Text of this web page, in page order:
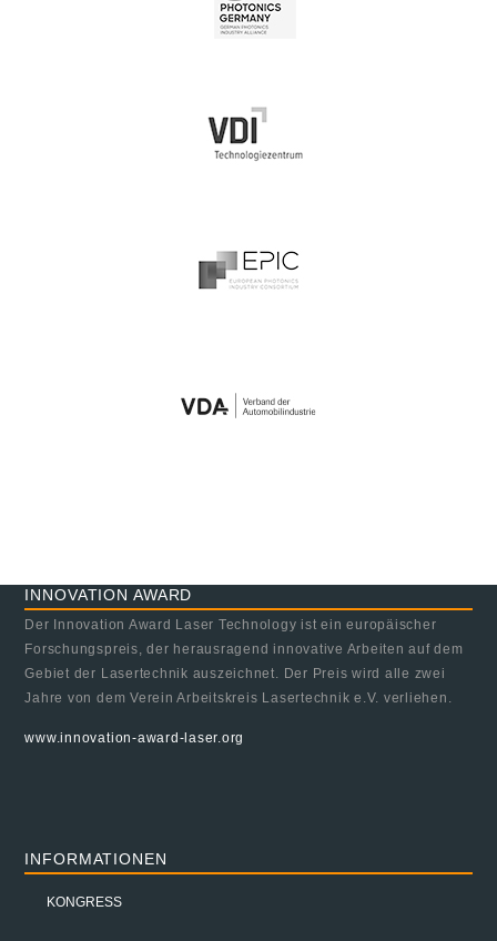
INNOVATION AWARD
Der Innovation Award Laser Technology ist ein europäischer
Forschungspreis, der herausragend innovative Arbeiten auf dem
Gebiet der Lasertechnik auszeichnet. Der Preis wird alle zwei
Jahre von dem Verein Arbeitskreis Lasertechnik e.V. verliehen.
www.innovation-award-laser.org
INFORMATIONEN
KONGRESS